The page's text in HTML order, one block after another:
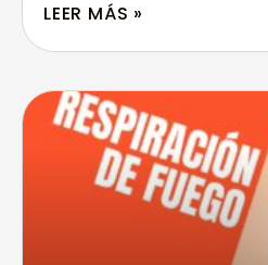
LEER MÁS »